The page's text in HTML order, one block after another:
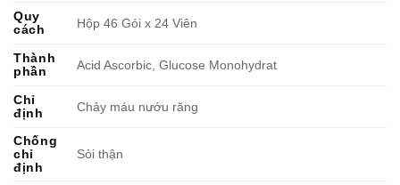
Quy
cách
Hộp 46 Gói x 24 Viên
Thành
phần
Acid Ascorbic, Glucose Monohydrat
Chỉ
định
Chảy máu nướu răng
Chống
chỉ
định
Sỏi thận